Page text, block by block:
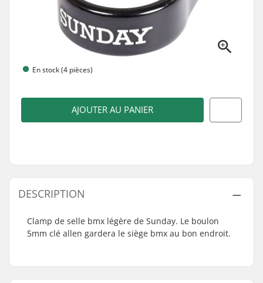
En stock (4 pièces)
AJOUTER AU PANIER
DESCRIPTION
Clamp de selle bmx légère de Sunday. Le boulon
5mm clé allen gardera le siège bmx au bon endroit.